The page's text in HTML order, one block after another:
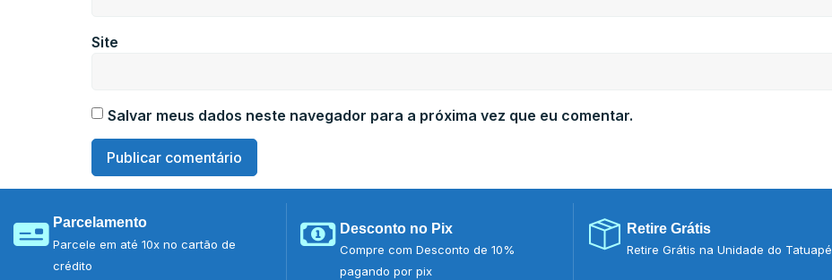
Site
Salvar meus dados neste navegador para a próxima vez que eu comentar.
Parcelamento
Parcele em até 10x no cartão de
crédito
Desconto no Pix
Compre com Desconto de 10%
pagando por pix
Retire Grátis
Retire Grátis na Unidade do Tatuapé